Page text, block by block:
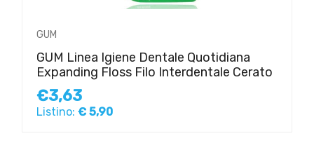
GUM
GUM Linea Igiene Dentale Quotidiana
Expanding Floss Filo Interdentale Cerato
€3,63
Listino: € 5,90